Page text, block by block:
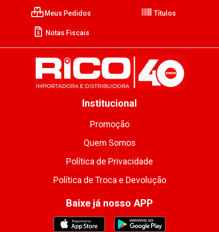
Meus Pedidos Títulos
Notas Fiscais
Institucional
Promoção
Quem Somos
Política de Privacidade
Política de Troca e Devolução
Baixe já nosso APP